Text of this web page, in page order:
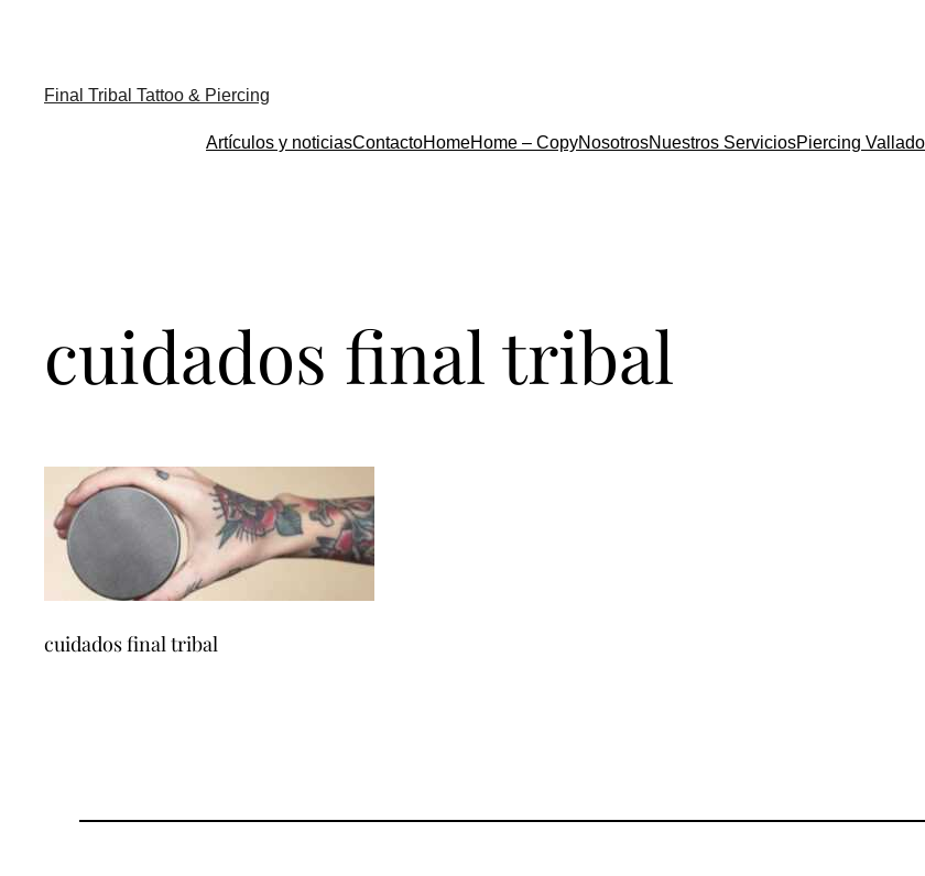
Final Tribal Tattoo & Piercing
Artículos y noticiasContactoHomeHome – CopyNosotrosNuestros ServiciosPiercing
cuidados final tribal
cuidados final tribal